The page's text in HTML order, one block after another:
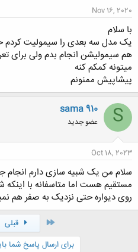
Nov 16, 2020
با سلام
یک مدل سه بعدی را سیمولیت کردم
هم سیمولیشن انجام بدم ولی برای
میتونه کمکم کنه
پیشاپیش ممنونم
S
sama 910
عضو جدید
Oct 18, 2023
سلام من یک شبیه سازی دارم انجام
مستقیم هست اما متاسفانه با
روی دیواره حتی نزدیک به صفر هم
اول قبلی
برای ارسال پاسخ شما